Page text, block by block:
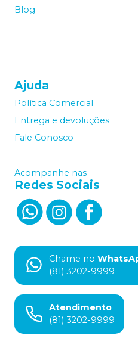
Blog
Ajuda
Política Comercial
Entrega e devoluções
Fale Conosco
Acompanhe nas
Redes Sociais
Chame no
(81) 3202-9999
Atendimento
(81) 3202-9999